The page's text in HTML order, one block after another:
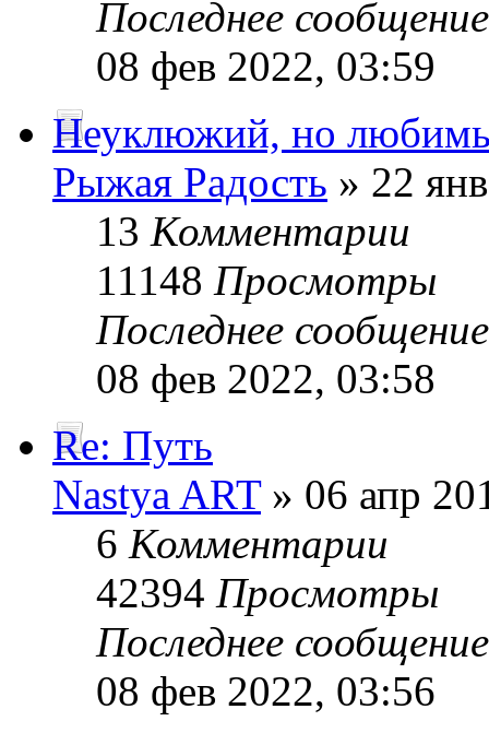
Последнее
08 фев 2022, 03:59
Неуклюжий, но
Рыжая Радость » 22
13 Комментарии
11148 Просмотры
Последнее
08 фев 2022, 03:58
Re: Путь
Nastya ART» 06 апр
6 Комментарии
42394 Просмотры
Последнее
08 фев 2022, 03:56